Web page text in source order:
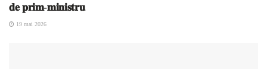
𝐝𝐞 𝐩𝐫𝐢𝐦-𝐦𝐢𝐧𝐢𝐬𝐭𝐫𝐮
19 mai 2026